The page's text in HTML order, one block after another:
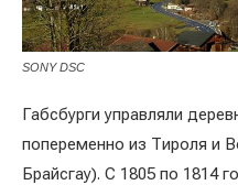
SONY DSC
Габсбурги управляли
попеременно из Тироля и
Брайсгау). С 1805 по 1814